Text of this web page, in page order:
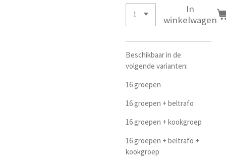
In
winkelwagen
Beschikbaar in de
volgende varianten:
16 groepen
16 groepen + beltrafo
16 groepen + kookgroep
16 groepen + beltrafo +
kookgroep